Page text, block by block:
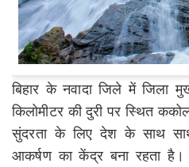
बिहार के नवादा जिले में जिला
किलोमीटर की दुरी पर स्थित
सुंदरता के लिए देश के साथ
आकर्षण का केंद्र बना रहता